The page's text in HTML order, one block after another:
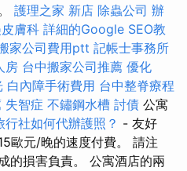
護理之家 新店 除蟲公司 辦
膚科 詳細的Google SEO教
家公司費用ptt 記帳士事務所
房 台中搬家公司推薦 優化
白內障手術費用 台中整脊療程
失智症 不鏽鋼水槽 討債 公寓
行社如何代辦護照？ - 友好
歐元/晚的速度付費。 請注
的損害負責。 公寓酒店的兩